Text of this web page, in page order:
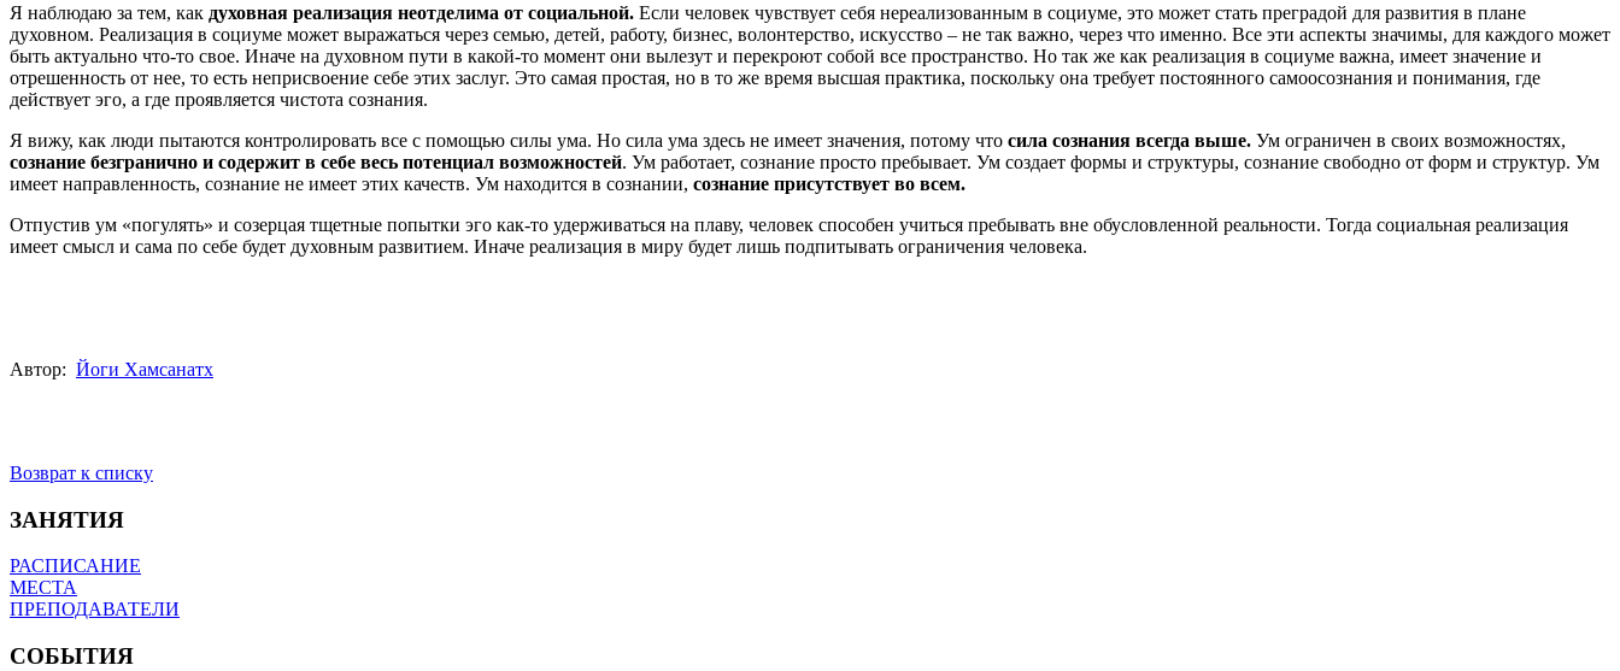
Я наблюдаю за тем, как духовная реализация неотделима от социальной. Если человек чувствует себя нереализованным в социуме, это может стать преградой для развития в плане
духовном. Реализация в социуме может выражаться через семью, детей, работу, бизнес, волонтерство, искусство – не так важно, через что именно. Все эти аспекты значимы, для каждого может
быть актуально что-то свое. Иначе на духовном пути в какой-то момент они вылезут и перекроют собой все пространство. Но так же как реализация в социуме важна, имеет значение и
отрешенность от нее, то есть неприсвоение себе этих заслуг. Это самая простая, но в то же время высшая практика, поскольку она требует постоянного самоосознания и понимания, где
действует эго, а где проявляется чистота сознания.
Я вижу, как люди пытаются контролировать все с помощью силы ума. Но сила ума здесь не имеет значения, потому что сила сознания всегда выше. Ум ограничен в своих возможностях,
сознание безгранично и содержит в себе весь потенциал возможностей. Ум работает, сознание просто пребывает. Ум создает формы и структуры, сознание свободно от форм и структур. Ум
имеет направленность, сознание не имеет этих качеств. Ум находится в сознании, сознание присутствует во всем.
Отпустив ум «погулять» и созерцая тщетные попытки эго как-то удерживаться на плаву, человек способен учиться пребывать вне обусловленной реальности. Тогда социальная реализация
имеет смысл и сама по себе будет духовным развитием. Иначе реализация в миру будет лишь подпитывать ограничения человека.
Автор: Йоги Хамсанатх
Возврат к списку
ЗАНЯТИЯ
РАСПИСАНИЕ
МЕСТА
ПРЕПОДАВАТЕЛИ
СОБЫТИЯ